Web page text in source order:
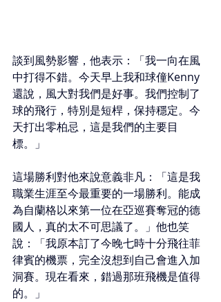
談到風勢影響，他表示：「我一向在風
中打得不錯。今天早上我和球僮Kenny
還說，風大對我們是好事。我們控制了
球的飛行，特別是短桿，保持穩定。今
天打出零柏忌，這是我們的主要目
標。」
這場勝利對他來說意義非凡：「這是我
職業生涯至今最重要的一場勝利。能成
為自蘭格以來第一位在亞巡賽奪冠的德
國人，真的太不可思議了。」他也笑
說：「我原本訂了今晚七時十分飛往菲
律賓的機票，完全沒想到自己會進入加
洞賽。現在看來，錯過那班飛機是值得
的。」